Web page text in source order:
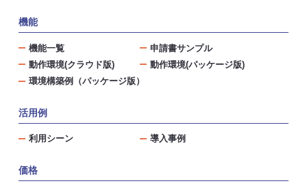
機能
機能一覧
申請書サンプル
動作環境(クラウド版)
動作環境(パッケージ版)
環境構築例（パッケージ版）
活用例
利用シーン 導入事例
価格